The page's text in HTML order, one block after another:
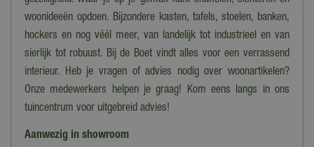
woonideeën opdoen. Bijzondere kasten, tafels, stoelen, banken,
hockers en nog véél meer, van landelijk tot industrieel en van
sierlijk tot robuust. Bij de Boet vindt alles voor een verrassend
interieur. Heb je vragen of advies nodig over woonartikelen?
Onze medewerkers helpen je graag! Kom eens langs in ons
tuincentrum voor uitgebreid advies!
Aanwezig in showroom